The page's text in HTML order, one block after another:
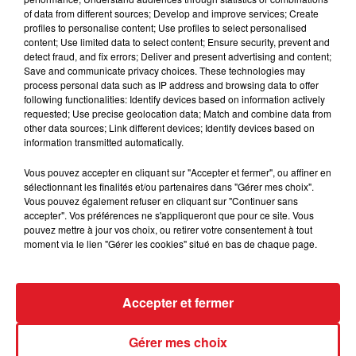
mes bijoux, tout vient de là-bas. J'avais envie d'avoir
la force du Nord dans cet album."
Le clip du premier titre de cet album « Donne moi ton
cœur », contient également des images prises sur la
Côte d'Opale.
FIL D'ACTUS
of data from different sources; Develop and improve services; Create
profiles to personalise content; Use profiles to select personalised
content; Use limited data to select content; Ensure security, prevent and
detect fraud, and fix errors; Deliver and present advertising and content;
Save and communicate privacy choices. These technologies may
process personal data such as IP address and browsing data to offer
following functionalities: Identify devices based on information actively
requested; Use precise geolocation data; Match and combine data from
other data sources; Link different devices; Identify devices based on
information transmitted automatically.
Vous pouvez accepter en cliquant sur "Accepter et fermer", ou affiner en
sélectionnant les finalités et/ou partenaires dans "Gérer mes choix".
Vous pouvez également refuser en cliquant sur "Continuer sans
accepter". Vos préférences ne s'appliqueront que pour ce site. Vous
pouvez mettre à jour vos choix, ou retirer votre consentement à tout
moment via le lien "Gérer les cookies" situé en bas de chaque page.
Gérer mes choix
Accepter et fermer